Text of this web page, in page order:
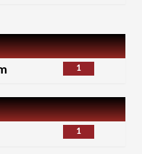
1
1